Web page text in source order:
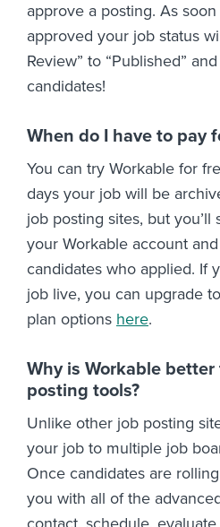
approve a posting. As
approved your job status
Review” to “Published”
candidates!
When do I have to pay
You can try Workable for
days your job will be
job posting sites, but you’ll
your Workable account
candidates who applied. If
job live, you can upgrade
plan options here.
Why is Workable
posting tools?
Unlike other job posting
your job to multiple job
Once candidates are
you with all of the